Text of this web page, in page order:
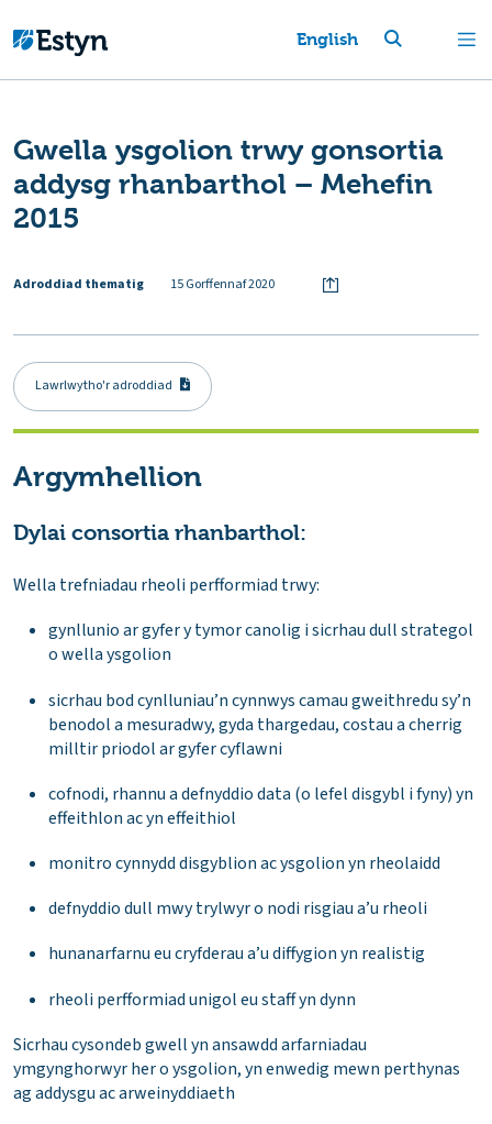
English
Gwella ysgolion trwy gonsortia
addysg rhanbarthol – Mehefin
2015
Adroddiad thematig 15 Gorffennaf 2020
Lawrlwytho'r adroddiad
Argymhellion
Dylai consortia rhanbarthol:
Wella trefniadau rheoli perfformiad trwy:
gynllunio ar gyfer y tymor canolig i sicrhau dull strategol
o wella ysgolion
sicrhau bod cynlluniau’n cynnwys camau gweithredu sy’n
benodol a mesuradwy, gyda thargedau, costau a cherrig
milltir priodol ar gyfer cyflawni
cofnodi, rhannu a defnyddio data (o lefel disgybl i fyny) yn
effeithlon ac yn effeithiol
monitro cynnydd disgyblion ac ysgolion yn rheolaidd
defnyddio dull mwy trylwyr o nodi risgiau a’u rheoli
hunanarfarnu eu cryfderau a’u diffygion yn realistig
rheoli perfformiad unigol eu staff yn dynn
Sicrhau cysondeb gwell yn ansawdd arfarniadau
ymgynghorwyr her o ysgolion, yn enwedig mewn perthynas
ag addysgu ac arweinyddiaeth